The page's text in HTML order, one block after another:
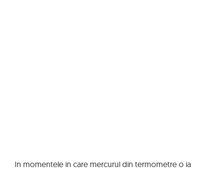
In momentele in care mercurul din termometre o ia